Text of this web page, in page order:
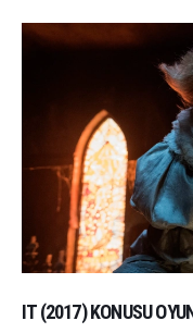
IT (2017) KONUSU